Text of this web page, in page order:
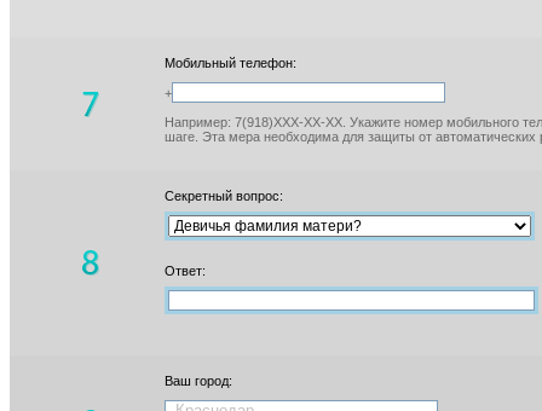
Мобильный телефон:
+
Например: 7(918)XXX-XX-XX. Укажите номер мобильного
шаге. Эта мера необходима для защиты от автоматических
Секретный вопрос:
Ответ:
Ваш город: